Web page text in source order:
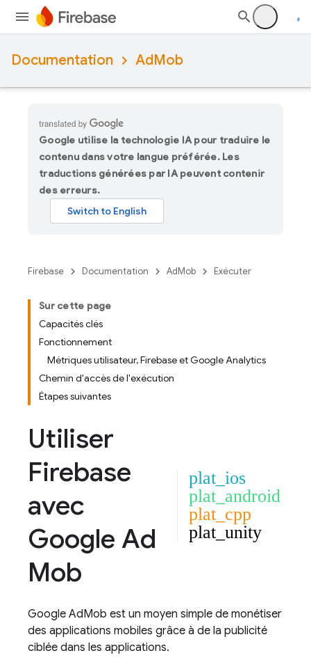
Documentation AdMob
Google utilise la technologie IA pour traduire le
contenu dans votre langue préférée. Les
traductions générées par IA peuvent contenir
des erreurs.
Firebase Documentation AdMob Exécuter
Sur cette page
Capacités clés
Fonctionnement
Métriques utilisateur, Firebase et Google Analytics
Chemin d'accès de l'exécution
Étapes suivantes
Utiliser
Firebase
avec
Google Ad
Mob
plat_ios
plat_android
plat_cpp
plat_unity
Google AdMob est un moyen simple de monétiser
des applications mobiles grâce à de la publicité
ciblée dans les applications.